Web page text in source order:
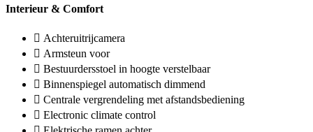
Interieur & Comfort
Achteruitrijcamera
Armsteun voor
Bestuurdersstoel in hoogte verstelbaar
Binnenspiegel automatisch dimmend
Centrale vergrendeling met afstandsbediening
Electronic climate control